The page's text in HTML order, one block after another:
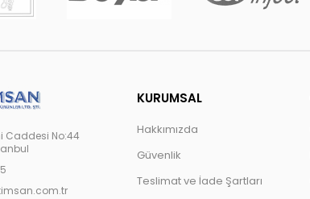
Caddesi No:44
KURUMSAL
Hakkımızda
Güvenlik
Teslimat ve İade Şartları